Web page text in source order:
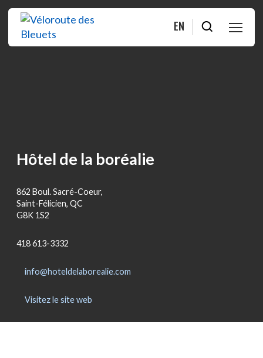
EN
À PROPOS
MOITIÉ-MOITIÉ
FAQ
Blogue
Nous joindre
Hôtel de la boréalie
862 Boul. Sacré-Coeur,
Saint-Félicien, QC
G8K 1S2
418 613-3332
info@hoteldelaborealie.com
Visitez le site web